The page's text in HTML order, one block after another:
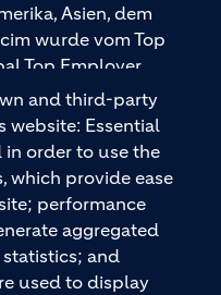
and third-party
website: Essential
in order to use the
which provide ease
performance
aggregated
and
used to display
Asien, dem
wurde vom Top
Top Employer
bietet hochwertige
für den
Fundament über den
– mit
ECOPlanet,